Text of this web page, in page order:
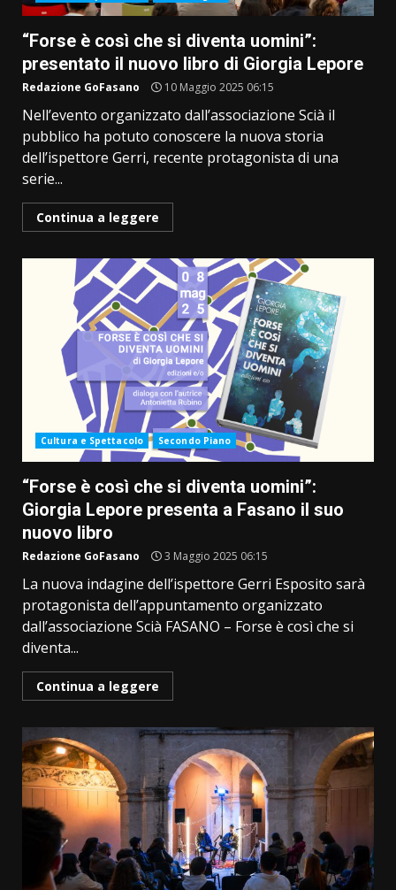
“Forse è così che si diventa uomini”:
presentato il nuovo libro di Giorgia Lepore
Redazione GoFasano 10 Maggio 2025 06:15
Nell’evento organizzato dall’associazione Scià il
pubblico ha potuto conoscere la nuova storia
dell’ispettore Gerri, recente protagonista di una
serie...
Continua a leggere
Cultura e Spettacolo Secondo Piano
“Forse è così che si diventa uomini”:
Giorgia Lepore presenta a Fasano il suo
nuovo libro
Redazione GoFasano 3 Maggio 2025 06:15
La nuova indagine dell’ispettore Gerri Esposito sarà
protagonista dell’appuntamento organizzato
dall’associazione Scià FASANO – Forse è così che si
diventa...
Continua a leggere